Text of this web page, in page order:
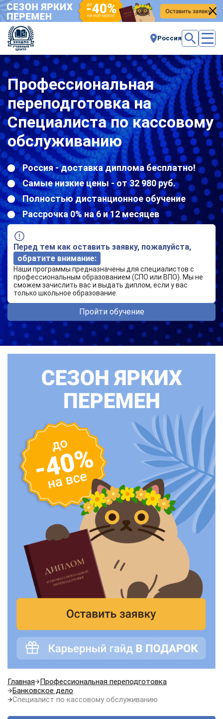
Россия
Профессиональная
переподготовка на
Специалиста по кассовому
обслуживанию
Россия - доставка диплома бесплатно!
Самые низкие цены - от 32 980 руб.
Полностью дистанционное обучение
Рассрочка 0% на 6 и 12 месяцев
Перед тем как оставить заявку, пожалуйста,
обратите внимание:
Наши программы предназначены для специалистов с
профессиональным образованием (СПО или ВПО). Мы не
сможем зачислить вас и выдать диплом, если у вас
только школьное образование.
Пройти обучение
Главная
Профессиональная переподготовка
Банковское дело
Специалист по кассовому обслуживанию